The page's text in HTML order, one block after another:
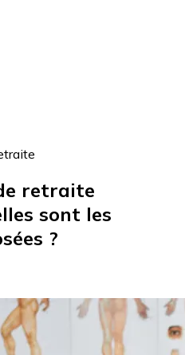
retraite
sont les
?